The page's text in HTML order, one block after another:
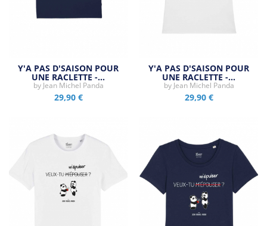
Y'A PAS D'SAISON POUR
UNE RACLETTE -…
by Jean Michel Panda
29,90 €
Y'A PAS D'SAISON POUR
UNE RACLETTE -…
by Jean Michel Panda
29,90 €